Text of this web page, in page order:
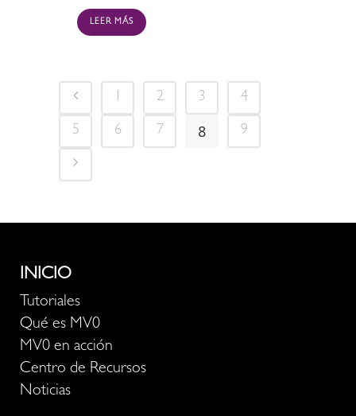
LEER MÁS
1 2 3 4
5 6 7 8 9
INICIO
Tutoriales
Qué es MV0
MV0 en acción
Centro de Recursos
Noticias